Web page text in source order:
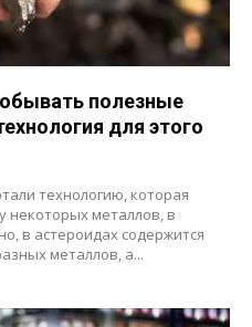
полезные
для этого
технологию, которая
некоторых металлов, в
в астероидах содержится
металлов, а...